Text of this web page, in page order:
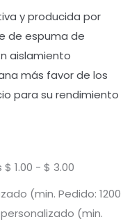
y producida por
de espuma de
aislamiento
más favor de los
para su rendimiento
1.00 - $ 3.00
(min. Pedido: 1200
(min.